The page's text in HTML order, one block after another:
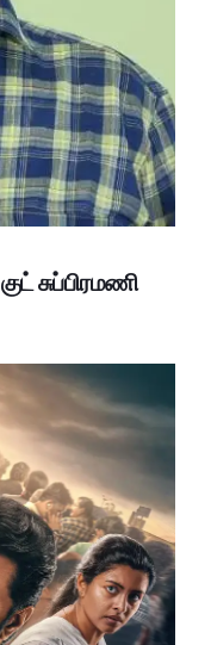
சுப்பிரமணி